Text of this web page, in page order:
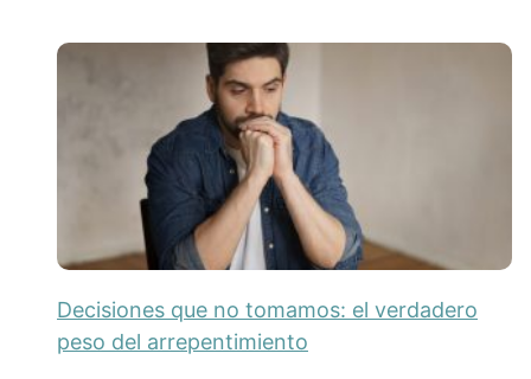
Decisiones que no tomamos: el verdadero
peso del arrepentimiento